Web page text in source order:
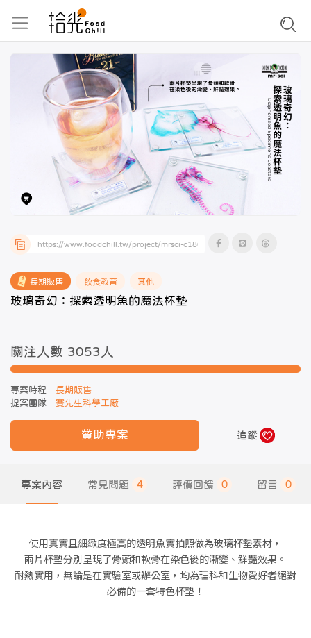
追蹤
長期販售 飲食教育 其他
玻璃奇幻：探索透明魚的魔法杯墊
關注人數 3053 人
專案時程
長期販售
提案團隊
賽先生科學工厰
贊助專案
專案內容 常見問題 4 評價回饋 0 留言 0
使用真實且細緻度極高的透明魚實拍照做為玻璃杯墊素材，
兩片杯墊分別呈現了骨頭和軟骨在染色後的漸變、鮮豔效果。
耐熱實用，無論是在實驗室或辦公室，均為理科和生物愛好者絕對
必備的一套特色杯墊！